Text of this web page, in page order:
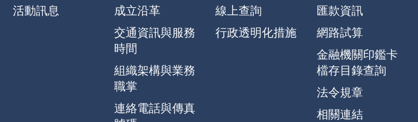
活動訊息
成立沿革
交通資訊與服務
時間
組織架構與業務
職掌
連絡電話與傳真
線上查詢
行政透明化措施
匯款資訊
網路試算
金融機關印鑑卡
檔存目錄查詢
法令規章
相關連結